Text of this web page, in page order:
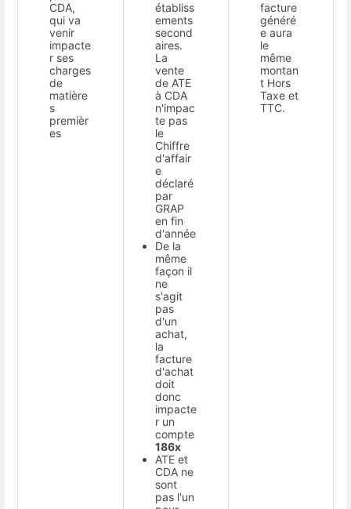
CDA,
qui va
venir
impacte
r ses
charges
de
matière
s
premièr
es
établiss
ements
second
aires.
La
vente
de ATE
à CDA
n'impac
te pas
le
Chiffre
d'affair
e
déclaré
par
GRAP
en fin
d'année
De la
même
façon il
ne
s'agit
pas
d'un
achat,
la
facture
d'achat
doit
donc
impacte
r un
compte
186x
ATE et
CDA ne
sont
pas l'un
facture
généré
e aura
le
même
montan
t Hors
Taxe et
TTC.